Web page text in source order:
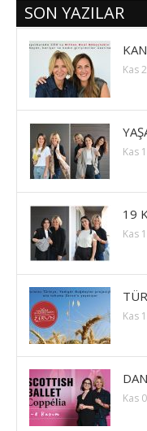
SON YAZILAR
Kas
Kas
19
Kas
Kas
Kas